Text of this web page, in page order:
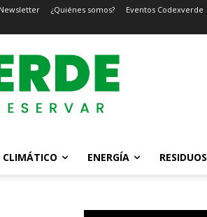
Newsletter ¿Quiénes somos? Eventos Codexverde
CLIMÁTICO ENERGÍA RESIDUOS